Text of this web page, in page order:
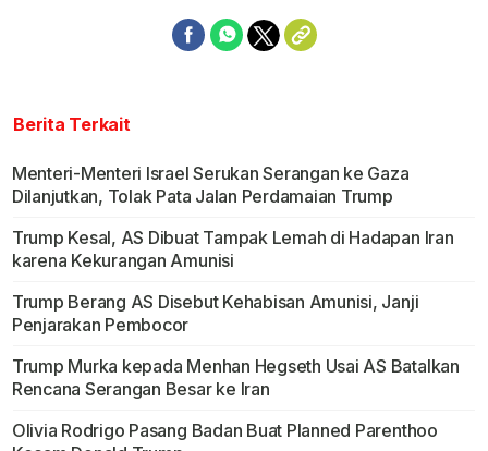
Berita Terkait
Menteri-Menteri Israel Serukan Serangan ke Gaza
Dilanjutkan, Tolak Pata Jalan Perdamaian Trump
Trump Kesal, AS Dibuat Tampak Lemah di Hadapan Iran
karena Kekurangan Amunisi
Trump Berang AS Disebut Kehabisan Amunisi, Janji
Penjarakan Pembocor
Trump Murka kepada Menhan Hegseth Usai AS Batalkan
Rencana Serangan Besar ke Iran
Olivia Rodrigo Pasang Badan Buat Planned Parenthoo